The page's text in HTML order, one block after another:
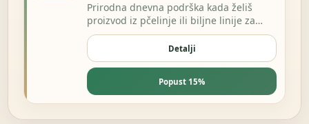
Prirodna dnevna podrška kada želiš
proizvod iz pčelinje ili biljne linije za
energiju i otpornost.
Detalji
Popust 15%